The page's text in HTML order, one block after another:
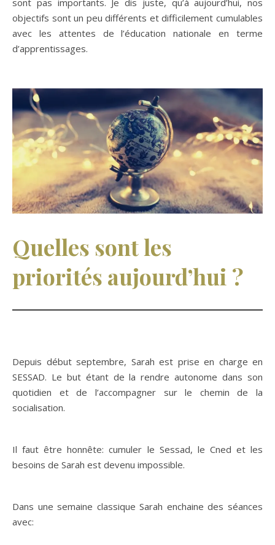
sont pas importants. Je dis juste, qu’à aujourd’hui, nos
objectifs sont un peu différents et difficilement cumulables
avec les attentes de l’éducation nationale en terme
d’apprentissages.
Quelles sont les
priorités aujourd’hui ?
Depuis début septembre, Sarah est prise en charge en
SESSAD. Le but étant de la rendre autonome dans son
quotidien et de l’accompagner sur le chemin de la
socialisation.
Il faut être honnête: cumuler le Sessad, le Cned et les
besoins de Sarah est devenu impossible.
Dans une semaine classique Sarah enchaine des séances
avec: